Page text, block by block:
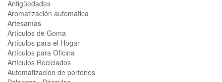
Antigüedades
Aromatización automática
Artesanías
Artículos de Goma
Artículos para el Hogar
Artículos para Oficina
Artículos Reciclados
Automatización de portones